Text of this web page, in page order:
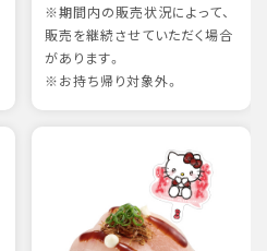
※期間内の販売状況によって、
販売を継続させていただく場合
があります。
※お持ち帰り対象外。